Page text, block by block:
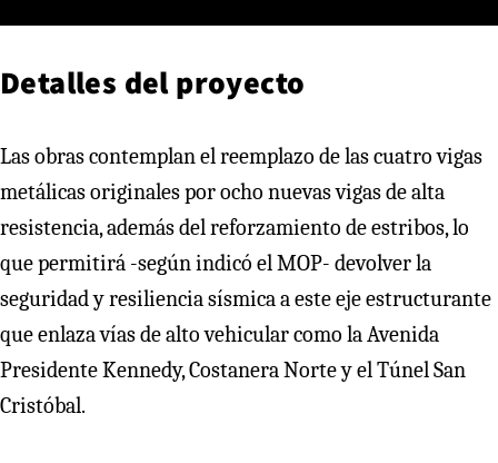
Detalles del proyecto
Las obras contemplan el reemplazo de las cuatro vigas
metálicas originales por ocho nuevas vigas de alta
resistencia, además del reforzamiento de estribos, lo
que permitirá -según indicó el MOP- devolver la
seguridad y resiliencia sísmica a este eje estructurante
que enlaza vías de alto vehicular como la Avenida
Presidente Kennedy, Costanera Norte y el Túnel San
Cristóbal.